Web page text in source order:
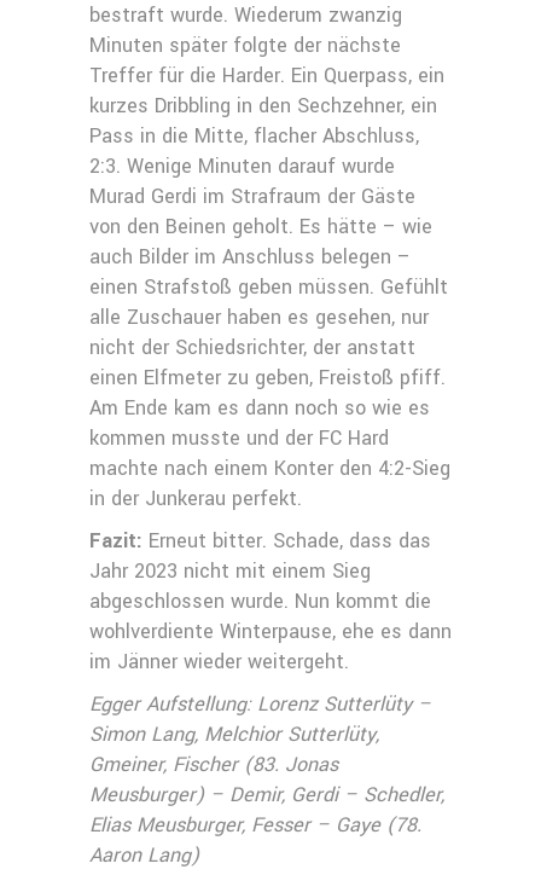
bestraft wurde. Wiederum zwanzig
Minuten später folgte der nächste
Treffer für die Harder. Ein Querpass, ein
kurzes Dribbling in den Sechzehner, ein
Pass in die Mitte, flacher Abschluss,
2:3. Wenige Minuten darauf wurde
Murad Gerdi im Strafraum der Gäste
von den Beinen geholt. Es hätte – wie
auch Bilder im Anschluss belegen –
einen Strafstoß geben müssen. Gefühlt
alle Zuschauer haben es gesehen, nur
nicht der Schiedsrichter, der anstatt
einen Elfmeter zu geben, Freistoß pfiff.
Am Ende kam es dann noch so wie es
kommen musste und der FC Hard
machte nach einem Konter den 4:2-Sieg
in der Junkerau perfekt.
Fazit: Erneut bitter. Schade, dass das
Jahr 2023 nicht mit einem Sieg
abgeschlossen wurde. Nun kommt die
wohlverdiente Winterpause, ehe es dann
im Jänner wieder weitergeht.
Egger Aufstellung: Lorenz Sutterlüty –
Simon Lang, Melchior Sutterlüty,
Gmeiner, Fischer (83. Jonas
Meusburger) – Demir, Gerdi – Schedler,
Elias Meusburger, Fesser – Gaye (78.
Aaron Lang)